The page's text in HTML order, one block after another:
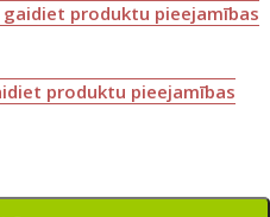
gaidiet produktu pieejamības
produktu pieejamības